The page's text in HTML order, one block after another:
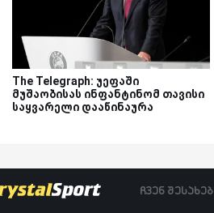
The Telegraph: უეფაში
მუშაობისას ინფანტინომ თავისი
საყვარელი დააწინაურა
ჩვენ შესახებ